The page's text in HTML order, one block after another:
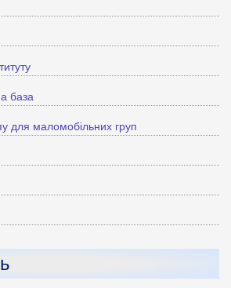
база
для маломобільних груп